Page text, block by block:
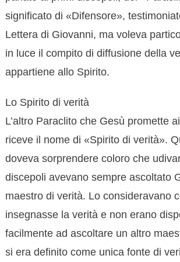
significato di «Difensore»,
Lettera di Giovanni, ma voleva
in luce il compito di diffusione della
appartiene allo Spirito.
Lo Spirito di verità
L’altro Paraclito che Gesù promette
riceve il nome di «Spirito di verità».
doveva sorprendere coloro che
discepoli avevano sempre ascoltato
maestro di verità. Lo consideravano
insegnasse la verità e non erano
facilmente ad ascoltare un altro
si era definito come unica fonte di